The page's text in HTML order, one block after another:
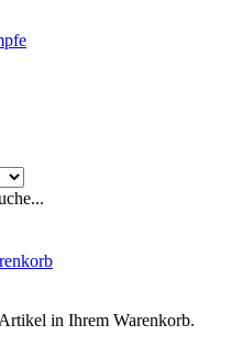
in Ihrem Warenkorb.